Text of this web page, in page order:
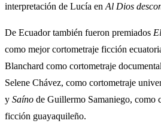
interpretación de Lucía en Al Dios
De Ecuador también fueron premiados
como mejor cortometraje ficción
Blanchard como cortometraje
Selene Chávez, como cortometraje
y Saíno de Guillermo Samaniego, como
ficción guayaquileño.